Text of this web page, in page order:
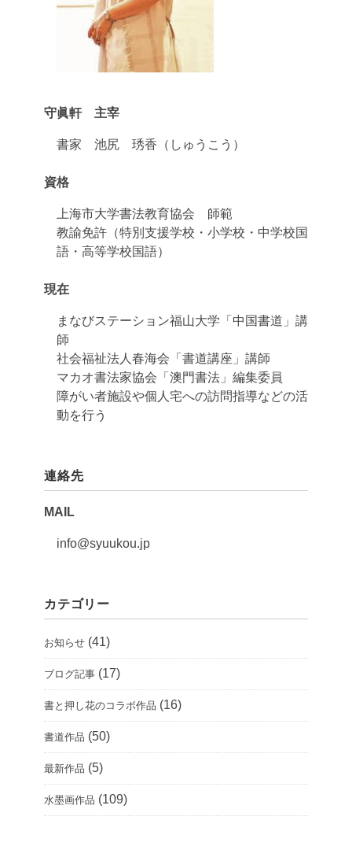
守眞軒 主宰
書家 池尻 琇香（しゅうこう）
資格
上海市大学書法教育協会 師範
教諭免許（特別支援学校・小学校・中学校国
語・高等学校国語）
現在
まなびステーション福山大学「中国書道」講
師
社会福祉法人春海会「書道講座」講師
マカオ書法家協会「澳門書法」編集委員
障がい者施設や個人宅への訪問指導などの活
動を行う
連絡先
MAIL
info@syuukou.jp
カテゴリー
お知らせ (41)
ブログ記事 (17)
書と押し花のコラボ作品 (16)
書道作品 (50)
最新作品 (5)
水墨画作品 (109)